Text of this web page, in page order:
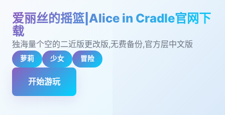
爱丽丝的摇篮|Alice in Cradle官网下
载
独海量个空的二近版更改版,无费备份,官方层中文版
萝莉 少女 冒险
开始游玩